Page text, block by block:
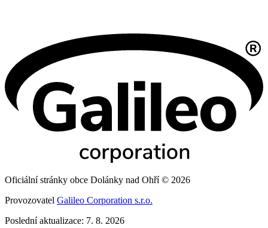
Oficiální stránky obce Dolánky nad Ohří © 2026
Provozovatel Galileo Corporation s.r.o.
Poslední aktualizace: 7. 8. 2026